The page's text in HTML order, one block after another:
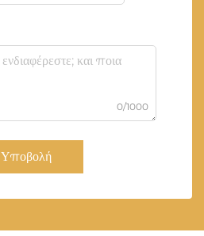
0/1000
Υποβολή